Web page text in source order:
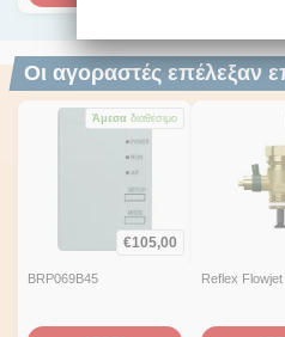
Οι αγοραστές επέλεξαν
Άμεσα διαθέσιμο
€105,00
BRP069Β45 Reflex